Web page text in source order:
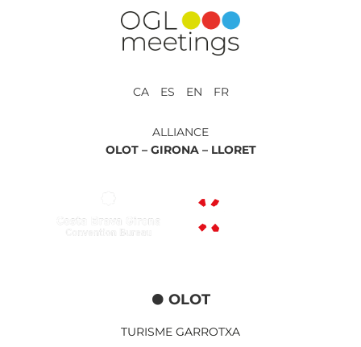
CA ES EN FR
ALLIANCE
OLOT – GIRONA – LLORET
OLOT
TURISME GARROTXA